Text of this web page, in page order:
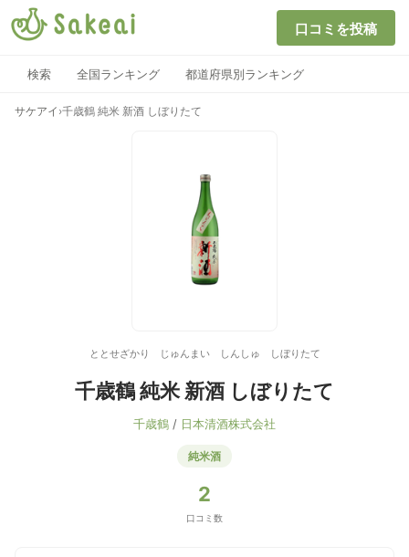
口コミを投稿
検索 全国ランキング 都道府県別ランキング
サケアイ ›千歳鶴 純米 新酒 しぼりたて
ととせざかり じゅんまい しんしゅ しぼりたて
千歳鶴 純米 新酒 しぼりたて
千歳鶴 / 日本清酒株式会社
純米酒
2
口コミ数